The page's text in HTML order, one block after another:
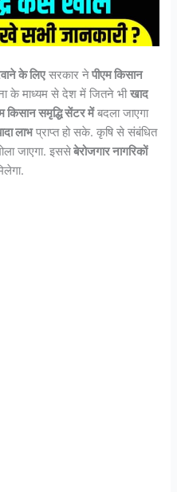
के लिएसरकार नेपीएम किसान
के माध्यम से देश में जितने भीखाद
किसान समृद्धि सेंटर मेंबदला जाएगा
लाभप्राप्त हो सके. कृषि से संबंधित
जाएगा. इससेबेरोजगार नागरिकों